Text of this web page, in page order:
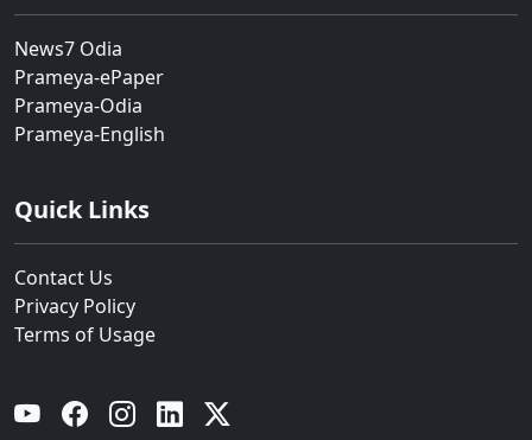
News7 Odia
Prameya-ePaper
Prameya-Odia
Prameya-English
Quick Links
Contact Us
Privacy Policy
Terms of Usage
YouTube Facebook Instagram Linkedin